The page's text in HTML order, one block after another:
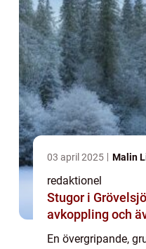
03 april 2025 Malin
redaktionel
Stugor i
avkoppling och
En övergripande,